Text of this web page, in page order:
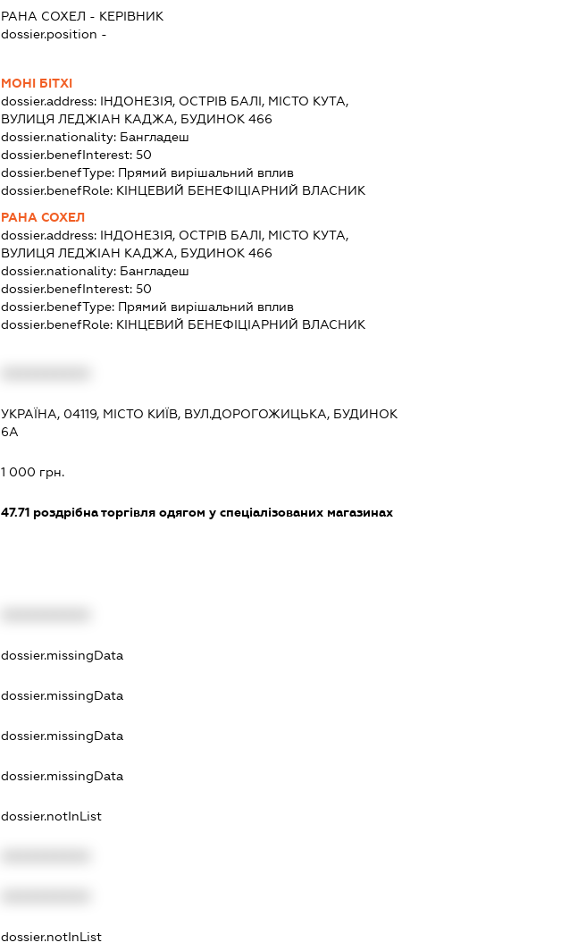
РАНА СОХЕЛ - КЕРІВНИК
dossier.position -
МОНІ БІТХІ
dossier.address: ІНДОНЕЗІЯ, ОСТРІВ БАЛІ, МІСТО КУТА,
ВУЛИЦЯ ЛЕДЖІАН КАДЖА, БУДИНОК 466
dossier.nationality: Бангладеш
dossier.benefInterest:50
dossier.benefType: Прямий вирішальний вплив
dossier.benefRole: КІНЦЕВИЙ БЕНЕФІЦІАРНИЙ ВЛАСНИК
РАНА СОХЕЛ
dossier.address: ІНДОНЕЗІЯ, ОСТРІВ БАЛІ, МІСТО КУТА,
ВУЛИЦЯ ЛЕДЖІАН КАДЖА, БУДИНОК 466
dossier.nationality: Бангладеш
dossier.benefInterest:50
dossier.benefType: Прямий вирішальний вплив
dossier.benefRole: КІНЦЕВИЙ БЕНЕФІЦІАРНИЙ ВЛАСНИК
УКРАЇНА, 04119, МІСТО КИЇВ, ВУЛ.ДОРОГОЖИЦЬКА, БУДИНОК
6А
1 000 грн.
47.71 роздрібна торгівля одягом у спеціалізованих магазинах
dossier.missingData
dossier.missingData
dossier.missingData
dossier.missingData
dossier.notInList
dossier.notInList